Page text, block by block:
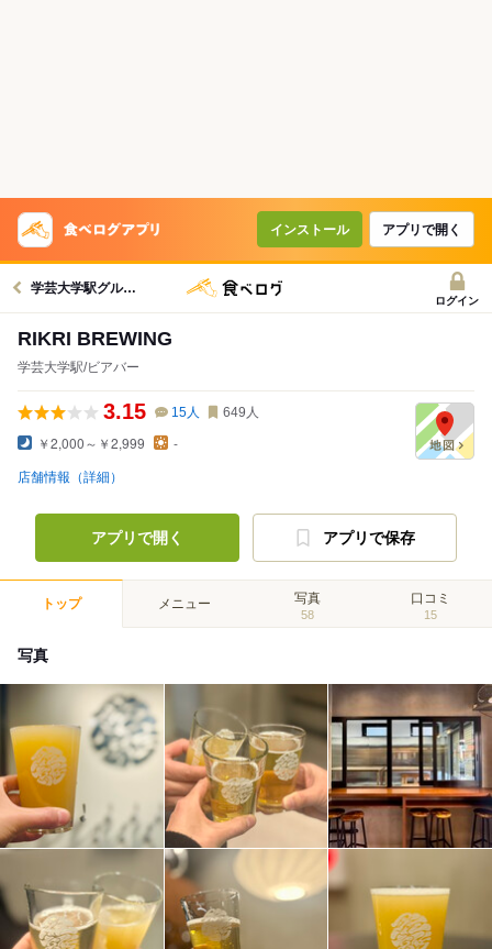
インストール アプリで開く
学芸大学駅グルメへ
ログイン
RIKRI BREWING
学芸大学駅/ビアバー
3.15 15人 649 人
￥2,000～￥2,999 -
店舗情報（詳細）
アプリで開く アプリで保存
トップ メニュー 写真
58
口コミ
15
写真